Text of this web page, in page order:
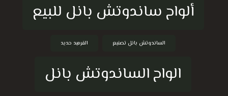
ألواح ساندوتش بانل للبيع
الساندوتش بانل تصنيع القرميد حديد
الواح الساندوتش بانل